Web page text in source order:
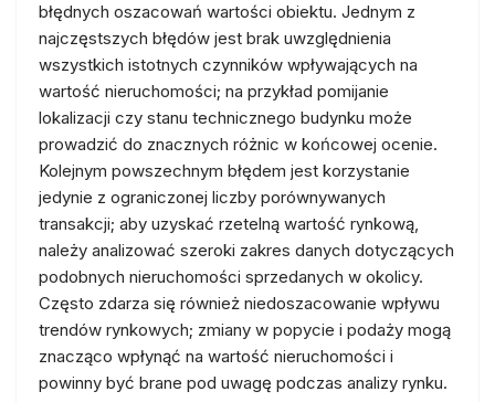
błędnych oszacowań wartości obiektu. Jednym z
najczęstszych błędów jest brak uwzględnienia
wszystkich istotnych czynników wpływających na
wartość nieruchomości; na przykład pomijanie
lokalizacji czy stanu technicznego budynku może
prowadzić do znacznych różnic w końcowej ocenie.
Kolejnym powszechnym błędem jest korzystanie
jedynie z ograniczonej liczby porównywanych
transakcji; aby uzyskać rzetelną wartość rynkową,
należy analizować szeroki zakres danych dotyczących
podobnych nieruchomości sprzedanych w okolicy.
Często zdarza się również niedoszacowanie wpływu
trendów rynkowych; zmiany w popycie i podaży mogą
znacząco wpłynąć na wartość nieruchomości i
powinny być brane pod uwagę podczas analizy rynku.